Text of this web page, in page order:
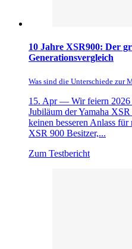
10 Jahre XSR900: Der
Generationsvergleich
Was sind die Unterschiede zur
15. Apr — Wir feiern 2026
Jubiläum der Yamaha
keinen besseren Anlass
XSR 900 Besitzer,...
Zum Testbericht